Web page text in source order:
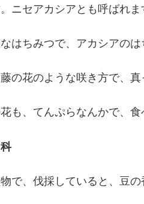
ニセアカシアとも呼ばれま
はちみつで、アカシアの
の花のような咲き方で、
も、てんぷらなんかで、
で、伐採していると、豆の